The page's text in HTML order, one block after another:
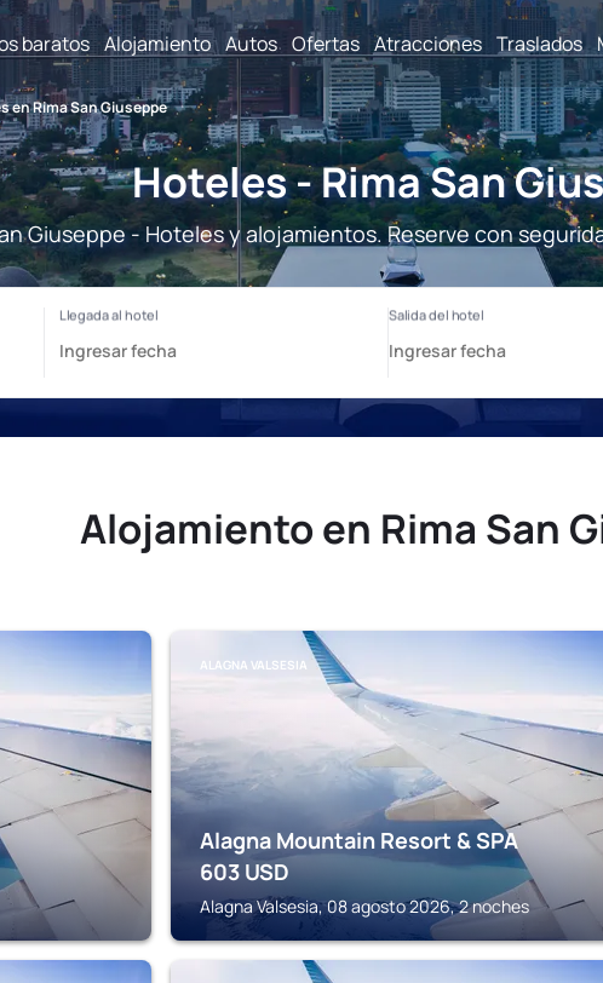
baratos Alojamiento Autos Ofertas Atracciones Traslados
en Rima San Giuseppe
Hoteles - Rima San
Giuseppe - Hoteles y alojamientos. Reserve con
Alojamiento en Rima San
ALAGNA VALSESIA
Alagna Mountain Resort & SPA
603 USD
Alagna Valsesia, 08 agosto 2026, 2 noches